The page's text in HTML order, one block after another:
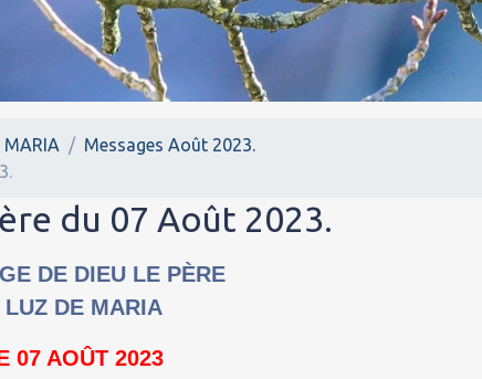
MARIA
Messages Août 2023.
du 07 Août 2023.
DE DIEU LE PÈRE
LUZ DE MARIA
07 AOÛT 2023